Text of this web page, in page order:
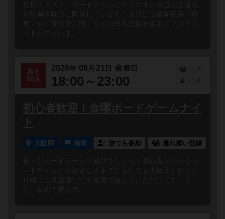
店長オススメ！ボードゲームのドミニオンを遊ぶ交流会
を毎週木曜日に開催しています！当店には最新拡張「略
奪」や「繁栄第二版」などの日本語版全拡張とプロモカ
あと
10人
2026年 08 月 21 日 金曜日
18:00～23:00
2
初心者歓迎！金曜ボードゲームナイ
ト
大阪府 梅田 誰でも参加 連れ添い登録
色々なボードゲームで遊びましょう！初心者の人からボ
ードゲームが大好きな人までどなたでも大歓迎！おひと
り様でご来店頂いても相席で遊んでいただけます。ま
た、初めて遊ぶボ...